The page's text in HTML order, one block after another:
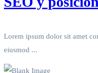
Lorem ipsum dolor sit amet
eiusmod ...